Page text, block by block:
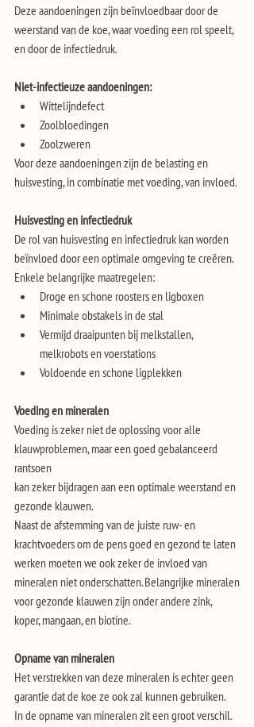
Deze aandoeningen zijn beïnvloedbaar door de
weerstand van de koe, waar voeding een rol speelt,
en door de infectiedruk.
Niet-infectieuze aandoeningen:
Wittelijndefect
Zoolbloedingen
Zoolzweren
Voor deze aandoeningen zijn de belasting en
huisvesting, in combinatie met voeding, van invloed.
Huisvesting en infectiedruk
De rol van huisvesting en infectiedruk kan worden
beïnvloed door een optimale omgeving te creëren.
Enkele belangrijke maatregelen:
Droge en schone roosters en ligboxen
Minimale obstakels in de stal
Vermijd draaipunten bij melkstallen,
melkrobots en voerstations
Voldoende en schone ligplekken
Voeding en mineralen
Voeding is zeker niet de oplossing voor alle
klauwproblemen, maar een goed gebalanceerd
rantsoen
kan zeker bijdragen aan een optimale weerstand en
gezonde klauwen.
Naast de afstemming van de juiste ruw- en
krachtvoeders om de pens goed en gezond te laten
werken moeten we ook zeker de invloed van
mineralen niet onderschatten. Belangrijke mineralen
voor gezonde klauwen zijn onder andere zink,
koper, mangaan, en biotine.
Opname van mineralen
Het verstrekken van deze mineralen is echter geen
garantie dat de koe ze ook zal kunnen gebruiken.
In de opname van mineralen zit een groot verschil.